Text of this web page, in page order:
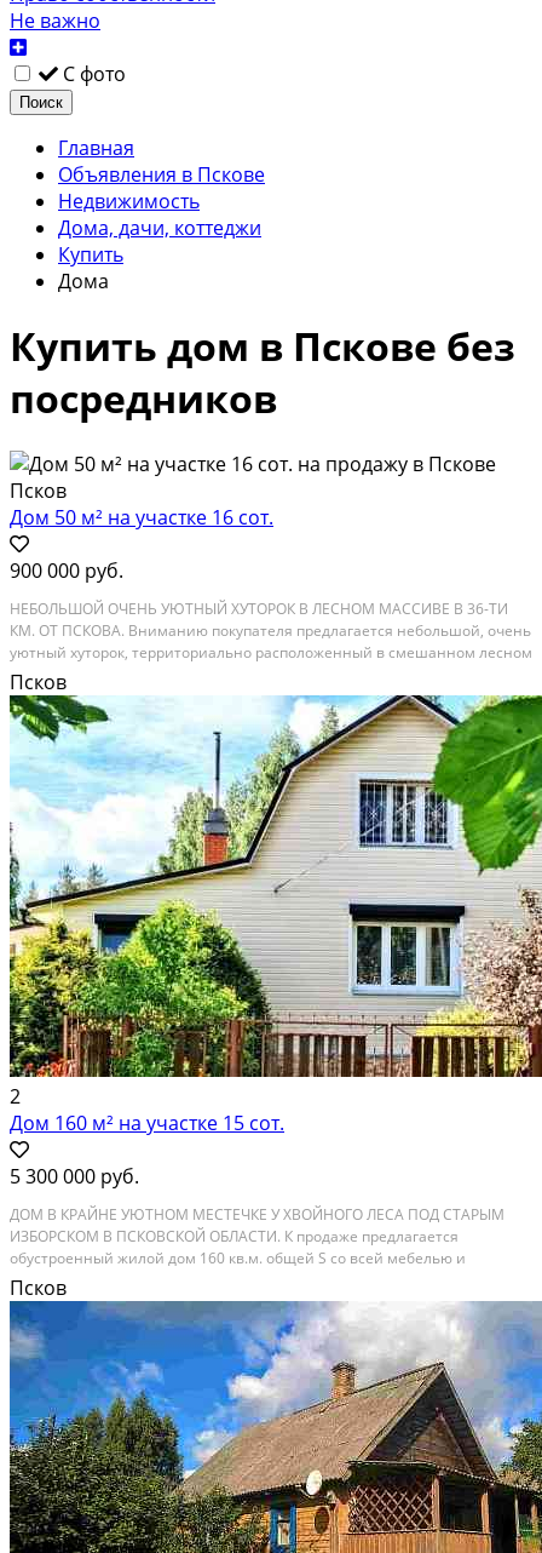
Не важно
С фото
Поиск
Главная
Объявления в Пскове
Недвижимость
Дома, дачи, коттеджи
Купить
Дома
Купить дом в Пскове без
посредников
Дом 50 м² на участке 16 сот.
900 000 руб.
НЕБОЛЬШОЙ ОЧЕНЬ УЮТНЫЙ ХУТОРОК В ЛЕСНОМ МАССИВЕ В 36-ТИ
КМ. ОТ ПСКОВА. Вниманию покупателя предлагается небольшой, очень
уютный хуторок, территориально расположенный в смешанном лесном
массиве в деревушке Быстрониколькое Псковского района,
удаленностью от черты города Пскова ровно 36 км, в...
Расстояние до города (км): 30-39; Этажей в доме: 1; Материал стен дома:
Брус
Псков
2
Дом 160 м² на участке 15 сот.
5 300 000 руб.
ДОМ В КРАЙНЕ УЮТНОМ МЕСТЕЧКЕ У ХВОЙНОГО ЛЕСА ПОД СТАРЫМ
ИЗБОРСКОМ В ПСКОВСКОЙ ОБЛАСТИ. К продаже предлагается
обустроенный жилой дом 160 кв.м. общей S со всей мебелью и
домашней техникой, крайне уютно и выгодно расположенный на
окраине крохотной, окруженной сосновым лесом, симпатичной
деревушки...
Расстояние до города (км): 10-19; Этажей в доме: 2; Материал стен дома:
Псков